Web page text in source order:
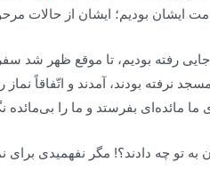
ایشان بودیم؛ ایشان از حالات
رفته بودیم، تا موقع ظهر شد
نرفته بودند، آمدند و اتّفاقاً نماز
ما مائده‌ای بفرستد و ما را
به تو چه دادند؟! مگر نفهمیدی